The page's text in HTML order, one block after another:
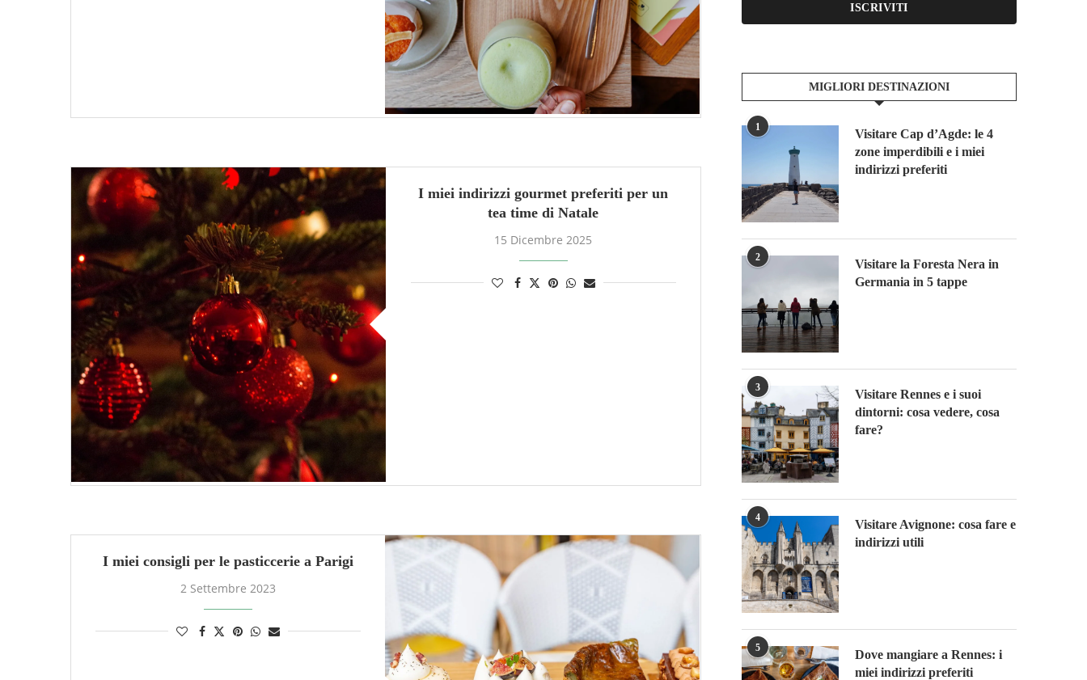
I miei indirizzi gourmet preferiti per un
tea time di Natale
15 Dicembre 2025
I miei consigli per le pasticcerie a Parigi
2 Settembre 2023
ISCRIVITI
MIGLIORI DESTINAZIONI
1
Visitare Cap d’Agde: le 4
zone imperdibili e i miei
indirizzi preferiti
2
Visitare la Foresta Nera in
Germania in 5 tappe
3
Visitare Rennes e i suoi
dintorni: cosa vedere, cosa
fare?
4
Visitare Avignone: cosa fare e
indirizzi utili
5
Dove mangiare a Rennes: i
miei indirizzi preferiti